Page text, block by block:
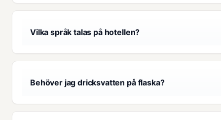
Vilka språk talas på hotellen?
Behöver jag dricksvatten på flaska?